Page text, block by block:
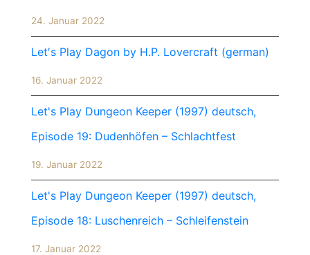
24. Januar 2022
Let′s Play Dagon by H.P. Lovercraft (german)
16. Januar 2022
Let's Play Dungeon Keeper (1997) deutsch,
Episode 19: Dudenhöfen – Schlachtfest
19. Januar 2022
Let's Play Dungeon Keeper (1997) deutsch,
Episode 18: Luschenreich – Schleifenstein
17. Januar 2022